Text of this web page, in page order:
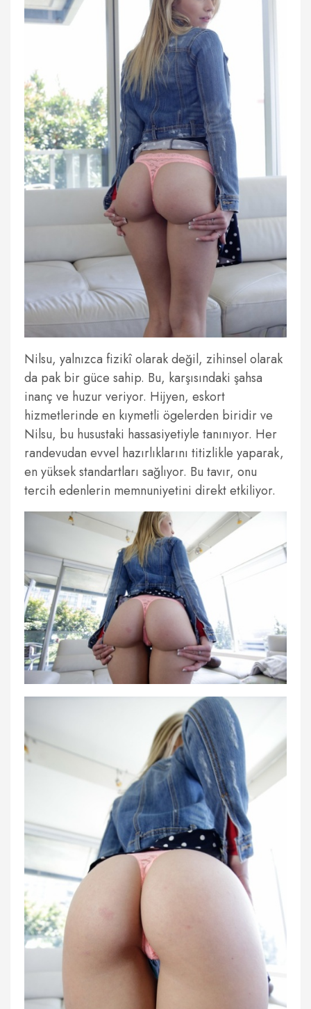
Nilsu, yalnızca fizikî olarak değil, zihinsel olarak
da pak bir güce sahip. Bu, karşısındaki şahsa
inanç ve huzur veriyor. Hijyen, eskort
hizmetlerinde en kıymetli ögelerden biridir ve
Nilsu, bu husustaki hassasiyetiyle tanınıyor. Her
randevudan evvel hazırlıklarını titizlikle yaparak,
en yüksek standartları sağlıyor. Bu tavır, onu
tercih edenlerin memnuniyetini direkt etkiliyor.